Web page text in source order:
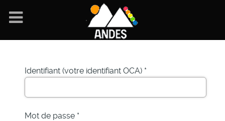
Identifiant (votre identifiant OCA) *
Mot de passe *